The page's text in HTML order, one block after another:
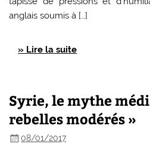
anglais soumis à […]
» Lire la suite
Syrie, le mythe
rebelles modérés »
08/01/2017